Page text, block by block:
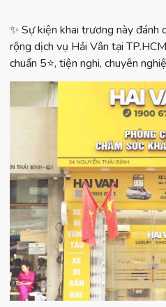
✨ Sự kiện khai trương này
rộng dịch vụ Hải Vân tại
chuẩn 5⭐, tiện nghi, chuyên